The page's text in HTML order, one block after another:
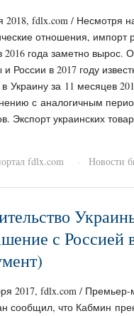
2018, fdlx.com / Несмотря
отношения, импорт
2016 года заметно вырос.
и России в 2017 году
Украину за 11 месяцев
с аналогичным
Экспорт украинских
fdlx.com
· Новости
с Россией
2017, fdlx.com /
сообщил, что Кабмин